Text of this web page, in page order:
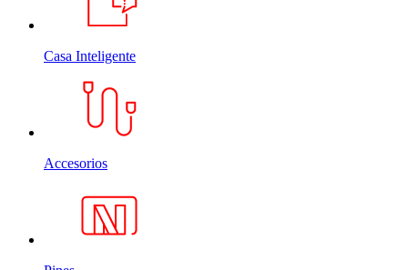
Casa Inteligente
Accesorios